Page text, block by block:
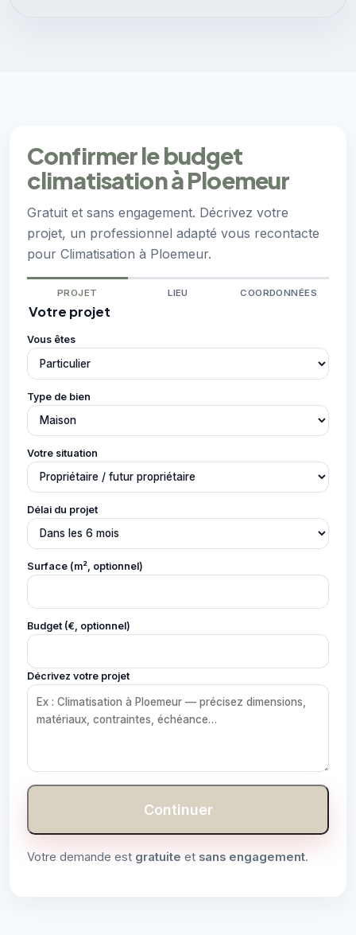
Confirmer le budget
climatisation à Ploemeur
Gratuit et sans engagement. Décrivez votre
projet, un professionnel adapté vous recontacte
pour Climatisation à Ploemeur.
PROJET LIEU COORDONNÉES
Votre projet
Vous êtes
Type de bien
Votre situation
Délai du projet
Surface (m², optionnel)
Budget (€, optionnel)
Décrivez votre projet
Continuer
Votre demande est gratuite et sans engagement.